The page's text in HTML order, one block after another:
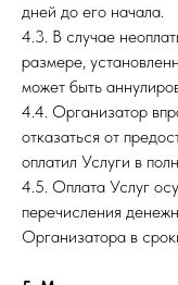
дней до его начала.
4.3. В случае
размере,
может быть
4.4. Организатор
отказаться от
оплатил Услуги в
4.5. Оплата Услуг
перечисления
Организатора в